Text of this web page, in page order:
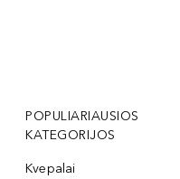
POPULIARIAUSIOS
KATEGORIJOS
Kvepalai